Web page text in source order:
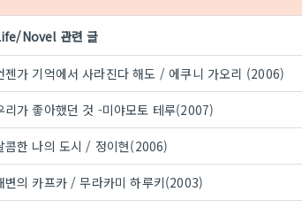
Novel 관련 글
젠가 기억에서 사라진다 해도 / 에쿠니 가오리 (2006)
리가 좋아했던 것 -미야모토 테루(2007)
콤한 나의 도시 / 정이현(2006)
변의 카프카 / 무라카미 하루키(2003)